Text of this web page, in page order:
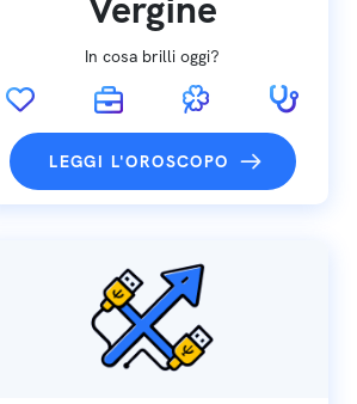
In cosa brilli oggi?
LEGGI L'OROSCOPO